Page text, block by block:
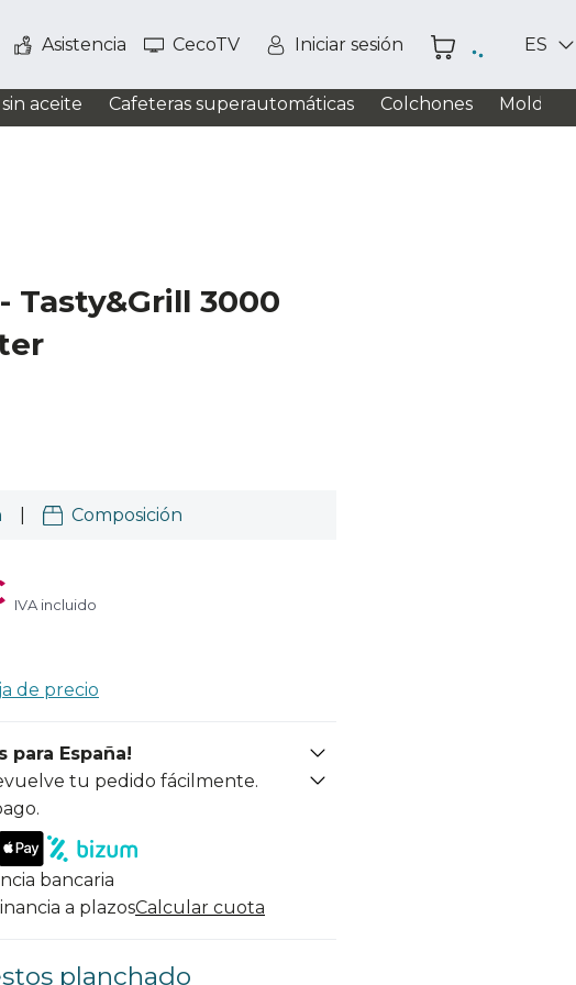
Asistencia CecoTV Iniciar sesión ES
aceite Cafeteras superautomáticas Colchones
Tasty&Grill 3000
Composición
IVA incluido
de precio
para España!
tu pedido fácilmente.
bancaria
a plazosCalcular cuota
planchado